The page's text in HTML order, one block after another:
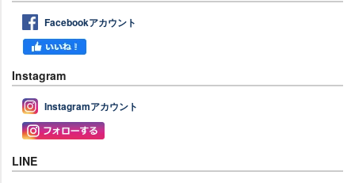
Facebookアカウント
Instagram
Instagramアカウント
LINE